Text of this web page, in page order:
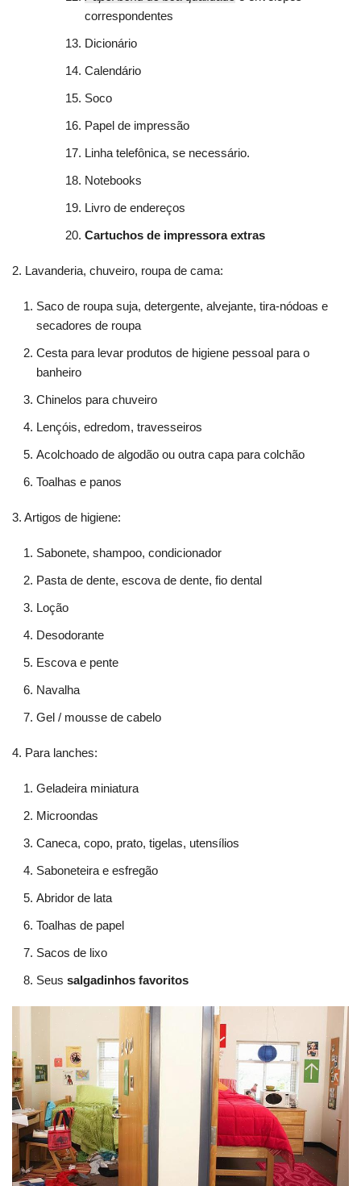
correspondentes
Dicionário
Calendário
Soco
Papel de impressão
Linha telefônica, se necessário.
Notebooks
Livro de endereços
Cartuchos de impressora extras
2. Lavanderia, chuveiro, roupa de cama:
Saco de roupa suja, detergente, alvejante, tira-nódoas e
secadores de roupa
Cesta para levar produtos de higiene pessoal para o
banheiro
Chinelos para chuveiro
Lençóis, edredom, travesseiros
Acolchoado de algodão ou outra capa para colchão
Toalhas e panos
3. Artigos de higiene:
Sabonete, shampoo, condicionador
Pasta de dente, escova de dente, fio dental
Loção
Desodorante
Escova e pente
Navalha
Gel / mousse de cabelo
4. Para lanches:
Geladeira miniatura
Microondas
Caneca, copo, prato, tigelas, utensílios
Saboneteira e esfregão
Abridor de lata
Toalhas de papel
Sacos de lixo
Seus salgadinhos favoritos